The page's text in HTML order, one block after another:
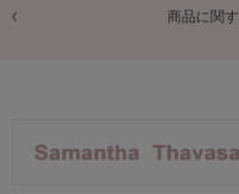
商品に関